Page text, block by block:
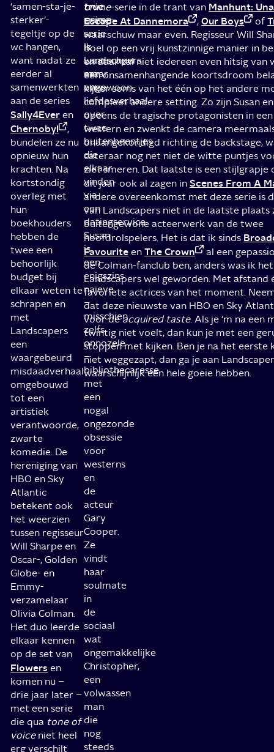
‘samen-sta-je-
sterker’-
tegeltje op de
wc hangen,
want nadat ze
eerder al
samenwerkten
aan de series
Sally4Ever en
Chernobyl
,
bundelen ze nu
opnieuw hun
krachten. Na
kortstondig
overleg met
hun
boekhouders
hebben de
twee een
behoorlijk
budget bij
elkaar weten te
schrapen en
met
Landscapers
een
waargebeurd
misdaadverhaal
omgebouwd
tot een
artistiek
verantwoorde,
zwarte
komedie. De
hereniging van
HBO en Sky
Atlantic
betekent ook
het weerzien
tussen regisseur
Will Sharpe en
Oscar-, Golden
Globe- en
Emmy-
verzamelaar
Olivia Colman.
Het duo leerde
elkaar kennen
op de set van
Flowers en
komen nu –
drie jaar later –
met een serie
die qua tone of
voiceniet heel
erg verschilt
true
crime-
serie
is
Landscapers
een
ongewoon
liefdesverhaal
over
twee
buitenbeentjes
die
elkaar
vinden
via
een
datingservice.
Susan
is
een
enigszins
naïeve
–
misschien
zelfs
onnozele
–
bibliothecaresse
met
een
nogal
ongezonde
obsessie
voor
westerns
en
de
acteur
Gary
Cooper.
Ze
vindt
haar
soulmate
in
de
sociaal
wat
ongemakkelijke
Christopher,
een
volwassen
man
die
nog
steeds
true
crime-
serie.
Ik
waarschuw
maar
even.
crime-serie in de trant van Manhunt:
Escape At Dannemora
,Our Boys of
waarschuw maar even. Regisseur Will
boel op een vrij kunstzinnige manier in
en daar zal niet iedereen even hitsig van
een onsamenhangende koortsdroom
kijker soms van het één op het andere
compleet andere setting. Zo zijn Susan
opeens de tragische protagonisten in
western en zwenkt de camera
onaangekondigd richting de backstage,
cateraar nog net niet de witte puntjes
ziet smeren. Dat laatste is een stijlgrapje
dit jaar ook al zagen inScenes From A
andere overeenkomst met deze serie is
van Landscapers niet in de laatste plaats
buitengewone acteerwerk van de twee
hoofdrolspelers. Het is dat ik sinds
Favourite enThe Crown
al een
de Colman-fanclub ben, anders was ik
Landscapers wel geworden. Met afstand
favoriete actrices van het moment.
dat deze nieuwste van HBO en Sky
voor deacquired taste. Als je ‘m na een
twintig niet voelt, dan kun je met een
stoppen met kijken. Ben je na het eerste
niet weggezapt, dan ga je aan
waarschijnlijk een hele goeie hebben.